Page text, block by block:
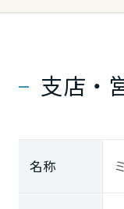
支店・
名称
中国・四国エ
岡山県